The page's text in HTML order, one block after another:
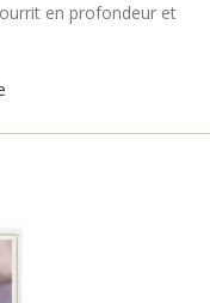
en profondeur et